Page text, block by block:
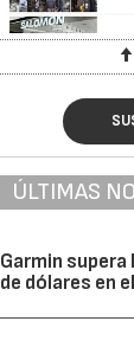
ÚLTIMAS
Garmin
de dólares en